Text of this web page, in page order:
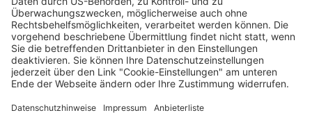
Giermann
Saskia Schuh 29.04.2026